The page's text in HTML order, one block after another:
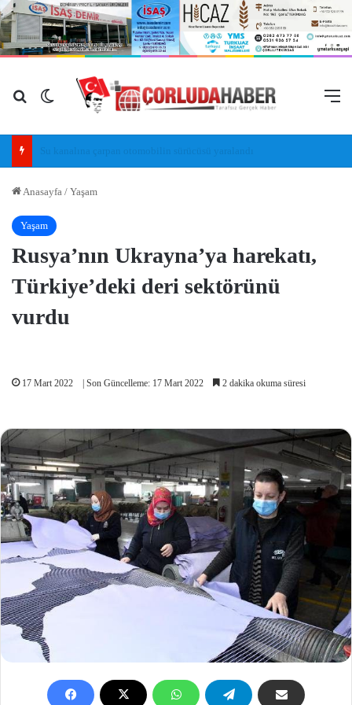
Arama yap ...
Dış görünümü değiştir
Anasayfa / Yaşam
Yaşam
Rusya’nın Ukrayna’ya harekatı,
Türkiye’deki deri sektörünü
vurdu
17 Mart 2022 | Son Güncelleme: 17 Mart 2022 2 dakika okuma süresi